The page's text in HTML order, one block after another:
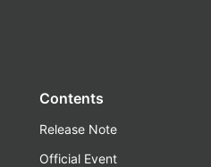
Contents
Release Note
Official Event